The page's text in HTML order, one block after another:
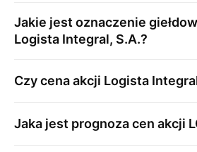
Jakie jest oznaczenie
Logista Integral, S.A.?
Czy cena akcji Logista
Jaka jest prognoza cen akcji